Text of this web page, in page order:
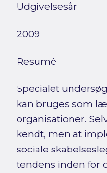
Udgivelsesår
2009
Resumé
Specialet
kan bruges som
organisationer.
kendt, men at
sociale
tendens inden for